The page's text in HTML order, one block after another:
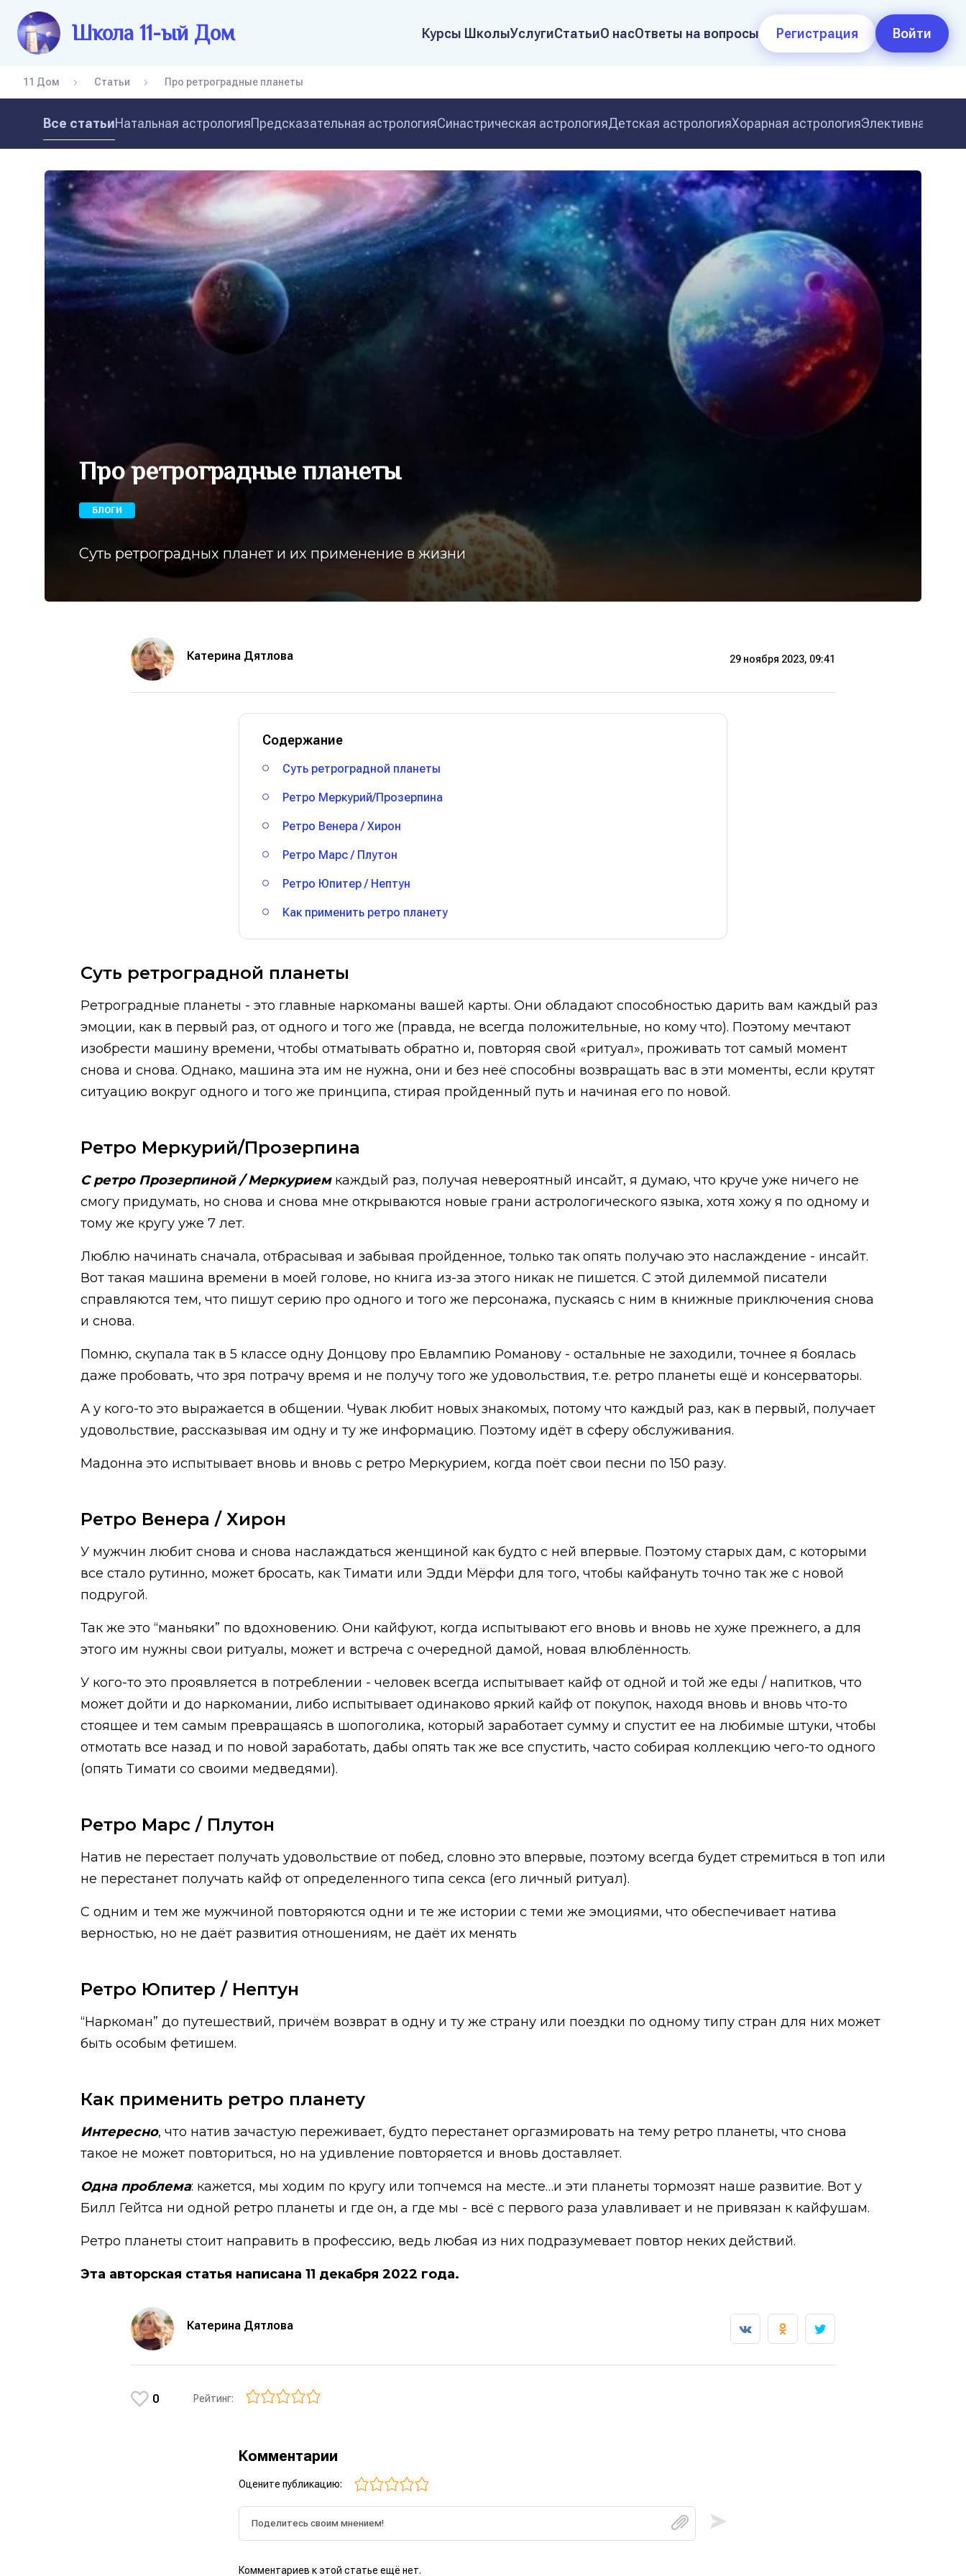
Школа 11-ый Дом Курсы ШколыУслугиСтатьиО насОтветы на вопросы Регистрация Войти
11 Дом Статьи Про ретроградные планеты
Все статьиНатальная астрологияПредсказательная астрологияСинастрическая астрологияДетская астрологияХорарная астрологияЭлективная
Про ретроградные планеты
БЛОГИ
Суть ретроградных планет и их применение в жизни
Катерина Дятлова 29 ноября 2023, 09:41
Содержание
Суть ретроградной планеты
Ретро Меркурий/Прозерпина
Ретро Венера / Хирон
Ретро Марс / Плутон
Ретро Юпитер / Нептун
Как применить ретро планету
Суть ретроградной планеты
Ретроградные планеты - это главные наркоманы вашей карты. Они обладают способностью дарить вам каждый раз
эмоции, как в первый раз, от одного и того же (правда, не всегда положительные, но кому что). Поэтому мечтают
изобрести машину времени, чтобы отматывать обратно и, повторяя свой «ритуал», проживать тот самый момент
снова и снова. Однако, машина эта им не нужна, они и без неё способны возвращать вас в эти моменты, если крутят
ситуацию вокруг одного и того же принципа, стирая пройденный путь и начиная его по новой.
Ретро Меркурий/Прозерпина
С ретро Прозерпиной / Меркуриемкаждый раз, получая невероятный инсайт, я думаю, что круче уже ничего не
смогу придумать, но снова и снова мне открываются новые грани астрологического языка, хотя хожу я по одному и
тому же кругу уже 7 лет.
Люблю начинать сначала, отбрасывая и забывая пройденное, только так опять получаю это наслаждение - инсайт.
Вот такая машина времени в моей голове, но книга из-за этого никак не пишется. С этой дилеммой писатели
справляются тем, что пишут серию про одного и того же персонажа, пускаясь с ним в книжные приключения снова
и снова.
Помню, скупала так в 5 классе одну Донцову про Евлампию Романову - остальные не заходили, точнее я боялась
даже пробовать, что зря потрачу время и не получу того же удовольствия, т.е. ретро планеты ещё и консерваторы.
А у кого-то это выражается в общении. Чувак любит новых знакомых, потому что каждый раз, как в первый, получает
удовольствие, рассказывая им одну и ту же информацию. Поэтому идёт в сферу обслуживания.
Мадонна это испытывает вновь и вновь с ретро Меркурием, когда поёт свои песни по 150 разу.
Ретро Венера / Хирон
У мужчин любит снова и снова наслаждаться женщиной как будто с ней впервые. Поэтому старых дам, с которыми
все стало рутинно, может бросать, как Тимати или Эдди Мёрфи для того, чтобы кайфануть точно так же с новой
подругой.
Так же это “маньяки” по вдохновению. Они кайфуют, когда испытывают его вновь и вновь не хуже прежнего, а для
этого им нужны свои ритуалы, может и встреча с очередной дамой, новая влюблённость.
У кого-то это проявляется в потреблении - человек всегда испытывает кайф от одной и той же еды / напитков, что
может дойти и до наркомании, либо испытывает одинаково яркий кайф от покупок, находя вновь и вновь что-то
стоящее и тем самым превращаясь в шопоголика, который заработает сумму и спустит ее на любимые штуки, чтобы
отмотать все назад и по новой заработать, дабы опять так же все спустить, часто собирая коллекцию чего-то одного
(опять Тимати со своими медведями).
Ретро Марс / Плутон
Натив не перестает получать удовольствие от побед, словно это впервые, поэтому всегда будет стремиться в топ или
не перестанет получать кайф от определенного типа секса (его личный ритуал).
С одним и тем же мужчиной повторяются одни и те же истории с теми же эмоциями, что обеспечивает натива
верностью, но не даёт развития отношениям, не даёт их менять
Ретро Юпитер / Нептун
“Наркоман” до путешествий, причём возврат в одну и ту же страну или поездки по одному типу стран для них может
быть особым фетишем.
Как применить ретро планету
Интересно, что натив зачастую переживает, будто перестанет оргазмировать на тему ретро планеты, что снова
такое не может повториться, но на удивление повторяется и вновь доставляет.
Одна проблема: кажется, мы ходим по кругу или топчемся на месте…и эти планеты тормозят наше развитие. Вот у
Билл Гейтса ни одной ретро планеты и где он, а где мы - всё с первого раза улавливает и не привязан к кайфушам.
Ретро планеты стоит направить в профессию, ведь любая из них подразумевает повтор неких действий.
Эта авторская статья написана 11 декабря 2022 года.
Катерина Дятлова
0 Рейтинг:
Комментарии
Оцените публикацию:
Комментариев к этой статье ещё нет.